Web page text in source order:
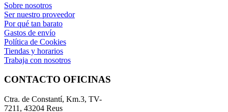
Sobre nosotros
Ser nuestro proveedor
Por qué tan barato
Gastos de envío
Política de Cookies
Tiendas y horarios
Trabaja con nosotros
CONTACTO OFICINAS
Ctra. de Constantí, Km.3, TV-
7211, 43204 Reus